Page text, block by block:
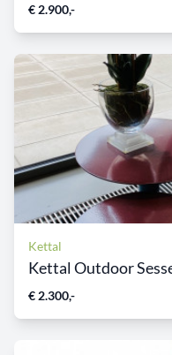
€ 2.900,-
Kettal
Kettal Outdoor
€ 2.300,-